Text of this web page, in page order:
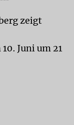
zeigt
Juni um 21